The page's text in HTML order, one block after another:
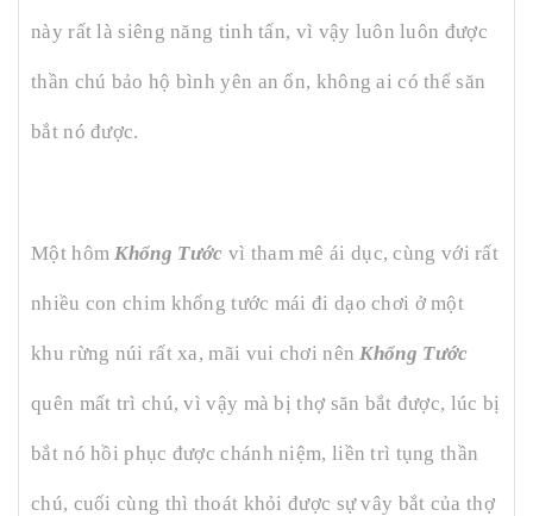
này rất là siêng năng tinh tấn, vì vậy luôn luôn được
thần chú bảo hộ bình yên an ổn, không ai có thể săn
bắt nó được.
Một hôm Khổng Tước vì tham mê ái dục, cùng với rất
nhiều con chim khổng tước mái đi dạo chơi ở một
khu rừng núi rất xa, mãi vui chơi nênKhổng Tước
quên mất trì chú, vì vậy mà bị thợ săn bắt được, lúc bị
bắt nó hồi phục được chánh niệm, liền trì tụng thần
chú, cuối cùng thì thoát khỏi được sự vây bắt của thợ